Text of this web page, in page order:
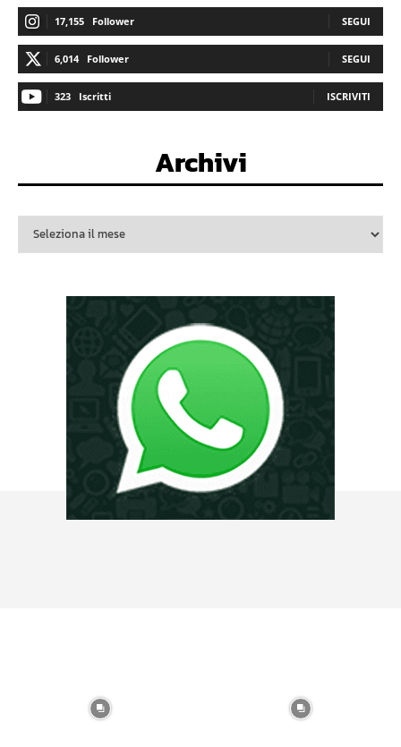
17,155 Follower SEGUI
6,014 Follower SEGUI
323 Iscritti ISCRIVITI
Archivi